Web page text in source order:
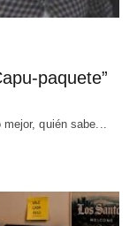
paquete”
quién sabe...